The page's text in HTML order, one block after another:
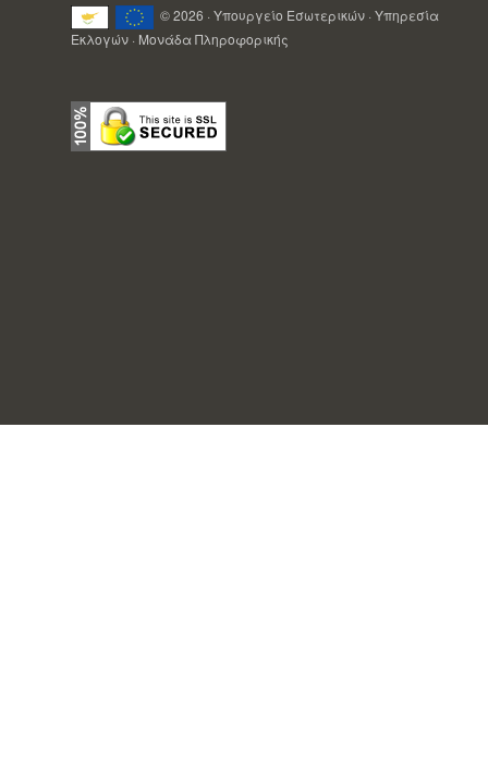
© 2026 · Υπουργείο Εσωτερικών · Υπηρεσία
Εκλογών · Μονάδα Πληροφορικής